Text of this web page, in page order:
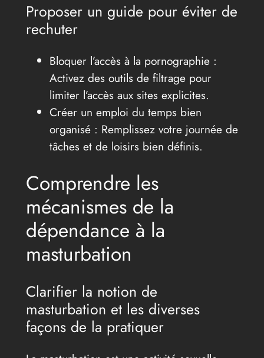
Proposer un guide pour éviter de
rechuter
Bloquer l’accès à la pornographie :
Activez des outils de filtrage pour
limiter l’accès aux sites explicites.
Créer un emploi du temps bien
organisé : Remplissez votre journée de
tâches et de loisirs bien définis.
Comprendre les
mécanismes de la
dépendance à la
masturbation
Clarifier la notion de
masturbation et les diverses
façons de la pratiquer